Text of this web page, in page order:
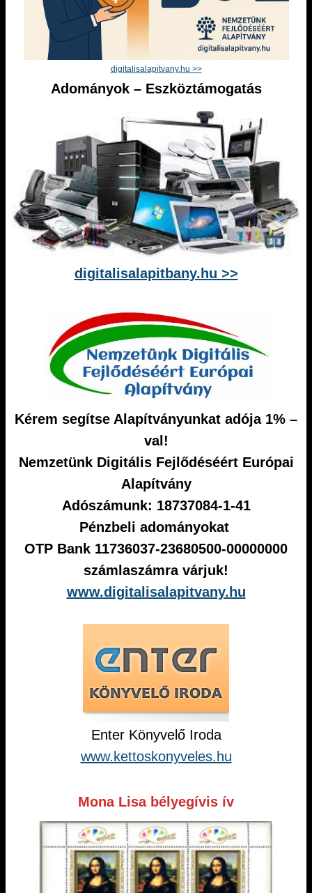
digitalisalapitvany.hu >>
Adományok – Eszköztámogatás
digitalisalapitbany.hu >>
Kérem segítse Alapítványunkat adója 1% –
val!
Nemzetünk Digitális Fejlődéséért Európai
Alapítvány
Adószámunk: 18737084-1-41
Pénzbeli adományokat
OTP Bank 11736037-23680500-00000000
számlaszámra várjuk!
www.digitalisalapitvany.hu
Enter Könyvelő Iroda
www.kettoskonyveles.hu
Mona Lisa bélyegívis ív